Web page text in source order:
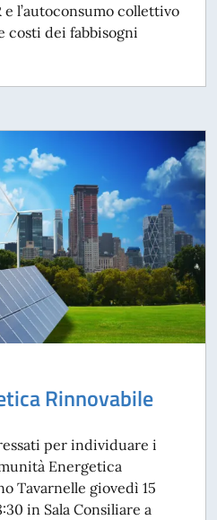
l’autoconsumo collettivo
dei fabbisogni
Rinnovabile
per individuare i
Energetica
Tavarnelle giovedì 15
in Sala Consiliare a